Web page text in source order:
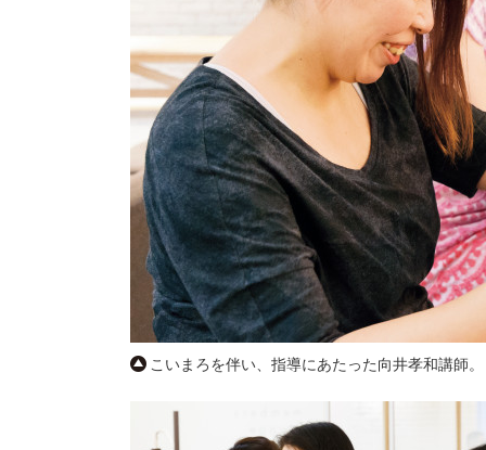
こいまろを伴い、指導にあたった向井孝和講師。